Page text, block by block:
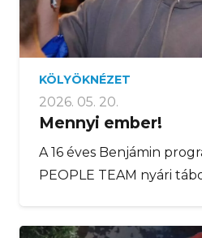
KÖLYÖKNÉZET
2026. 05. 20.
Mennyi ember!
A 16 éves Benjámin
PEOPLE TEAM nyári